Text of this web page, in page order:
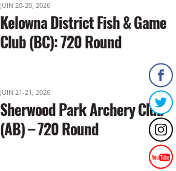
JUIN 20-20, 2026
Kelowna District Fish & Game
Club (BC): 720 Round
JUIN 21-21, 2026
Sherwood Park Archery Club
(AB) – 720 Round